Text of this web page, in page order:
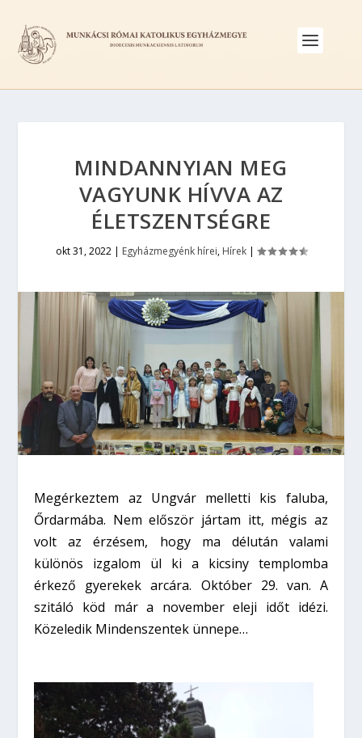
MINDANNYIAN MEG
VAGYUNK HÍVVA AZ
ÉLETSZENTSÉGRE
okt 31, 2022| Egyházmegyénk hírei, Hírek|
Megérkeztem az Ungvár melletti kis faluba,
Őrdarmába. Nem először jártam itt, mégis az
volt az érzésem, hogy ma délután valami
különös izgalom ül ki a kicsiny templomba
érkező gyerekek arcára. Október 29. van. A
szitáló köd már a november eleji időt idézi.
Közeledik Mindenszentek ünnepe…